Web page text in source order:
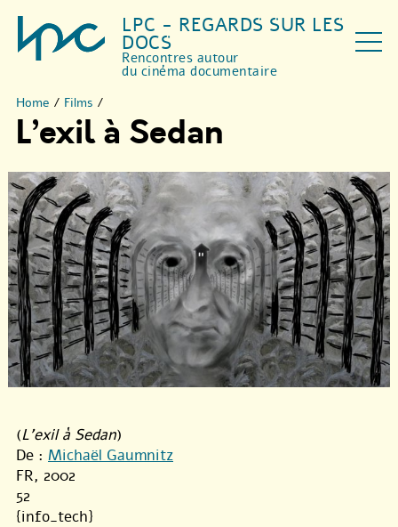
LPC - REGARDS SUR LES
DOCS
Rencontres autour
du cinéma documentaire
Home / Films /
L’exil à Sedan
(L'exil à Sedan)
De : Michaël Gaumnitz
FR, 2002
52
{info_tech}